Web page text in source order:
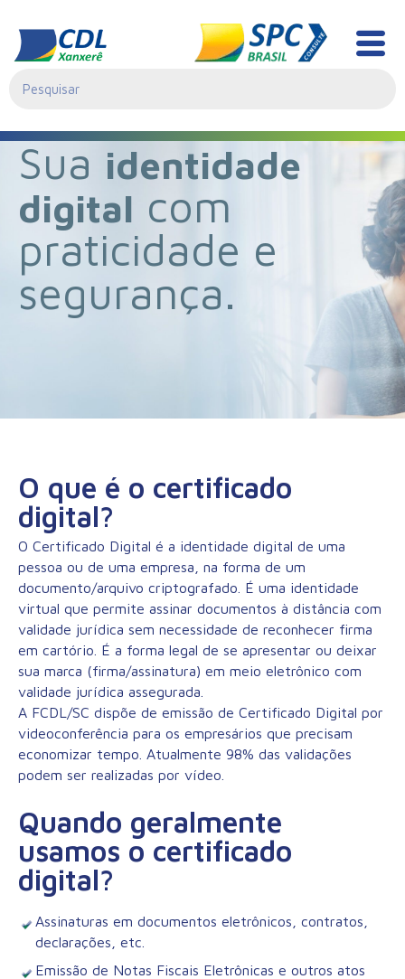
Certificação Digital
Sua identidade
digital com
praticidade e
segurança.
O que é o certificado
digital?
O Certificado Digital é a identidade digital de uma
pessoa ou de uma empresa, na forma de um
documento/arquivo criptografado. É uma identidade
virtual que permite assinar documentos à distância com
validade jurídica sem necessidade de reconhecer firma
em cartório. É a forma legal de se apresentar ou deixar
sua marca (firma/assinatura) em meio eletrônico com
validade jurídica assegurada.
A FCDL/SC dispõe de emissão de Certificado Digital por
videoconferência para os empresários que precisam
economizar tempo. Atualmente 98% das validações
podem ser realizadas por vídeo.
Quando geralmente
usamos o certificado
digital?
Assinaturas em documentos eletrônicos, contratos,
declarações, etc.
Emissão de Notas Fiscais Eletrônicas e outros atos